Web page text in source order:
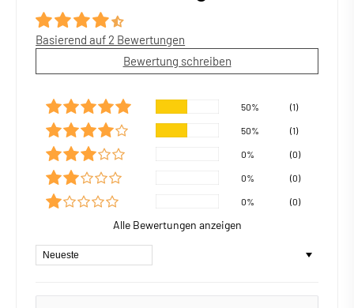
Basierend auf 2 Bewertungen
Bewertung schreiben
50% (1)
50% (1)
0% (0)
0% (0)
0% (0)
Alle Bewertungen anzeigen
Sort by